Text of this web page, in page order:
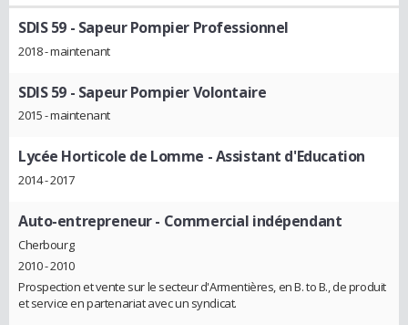
SDIS 59 - Sapeur Pompier Professionnel
2018 - maintenant
SDIS 59 - Sapeur Pompier Volontaire
2015 - maintenant
Lycée Horticole de Lomme - Assistant d'Education
2014 - 2017
Auto-entrepreneur- Commercial indépendant
Cherbourg
2010 - 2010
Prospection et vente sur le secteur d'Armentières, en B. to B., de produit
et service en partenariat avec un syndicat.